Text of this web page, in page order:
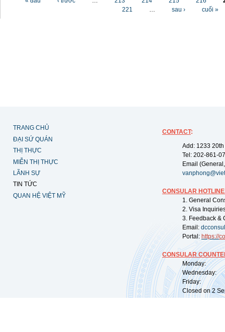
221
… sau › cuối »
TRANG CHỦ
ĐẠI SỨ QUÁN
THỊ THỰC
MIỄN THỊ THỰC
LÃNH SỰ
TIN TỨC
QUAN HỆ VIỆT MỸ
CONTACT:
Add: 1233
Tel: 202-861-
Email
CONSULAR
1. General
2. Visa
3. Feedback &
Email:
Portal: https://
CONSULAR
Monday:
Wednesday:
Friday:
Closed on 2